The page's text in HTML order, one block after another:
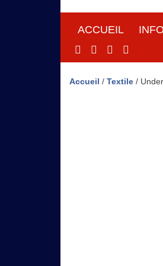
Hawks Baseball
Site Officiel
ACCUEIL
Accueil / Textile /